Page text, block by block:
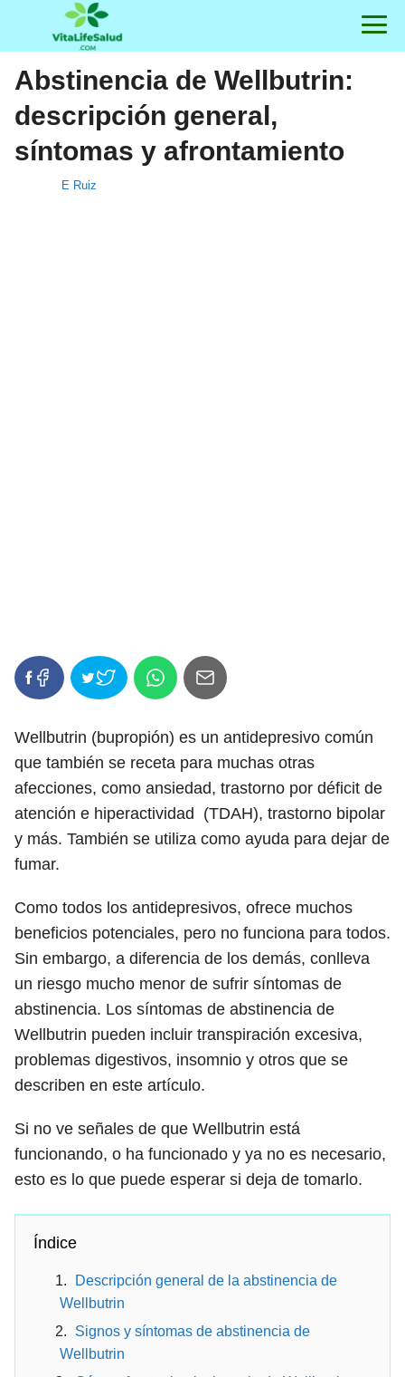
Abstinencia de Wellbutrin:
descripción general,
síntomas y afrontamiento
E Ruiz
Wellbutrin (bupropión) es un antidepresivo común
que también se receta para muchas otras
afecciones, como ansiedad, trastorno por déficit de
atención e hiperactividad (TDAH), trastorno bipolar
y más. También se utiliza como ayuda para dejar de
fumar.
Como todos los antidepresivos, ofrece muchos
beneficios potenciales, pero no funciona para todos.
Sin embargo, a diferencia de los demás, conlleva
un riesgo mucho menor de sufrir síntomas de
abstinencia. Los síntomas de abstinencia de
Wellbutrin pueden incluir transpiración excesiva,
problemas digestivos, insomnio y otros que se
describen en este artículo.
Si no ve señales de que Wellbutrin está
funcionando, o ha funcionado y ya no es necesario,
esto es lo que puede esperar si deja de tomarlo.
Índice
Descripción general de la abstinencia de
Wellbutrin
Signos y síntomas de abstinencia de
Wellbutrin